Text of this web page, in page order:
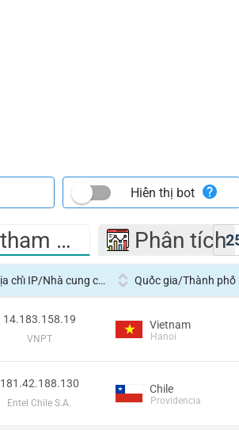
Hiển thị bot
Khách tham quan Phân tích
Địa chỉ IP/Nhà cung cấp dịch vụ Quốc gia/Thành phố
14.183.158.19
VNPT
Vietnam
Hanoi
181.42.188.130
Entel Chile S.A.
Chile
Providencia